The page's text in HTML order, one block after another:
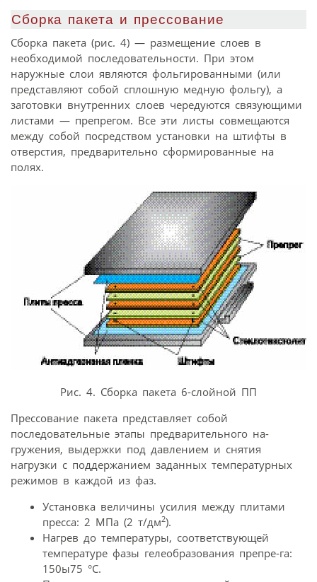
Сбoрка пакета и прессoвание
Сборка пакета (рис. 4) — размещение слоев в
необходимой последовательности. При этом
наружные слои являются фольгированными (или
представляют собой сплошную медную фольгу), а
заготовки внутренних слоев чередуются связующими
листами — препрегом. Все эти листы совмещаются
между собой посредством установки на штифты в
отверстия, предварительно сформированные на
полях.
Рис. 4. Сборка пакета 6-слойной ПП
Прессование пакета представляет собой
последовательные этапы предварительного на-
гружения, выдержки под давлением и снятия
нагрузки с поддержанием заданных температурных
режимов в каждой из фаз.
Установка величины усилия между плитами
пресса: 2 МПа (2 т/дм2).
Нагрев до температуры, соответствующей
температуре фазы гелеобразования препре-га:
150ы75 °C.